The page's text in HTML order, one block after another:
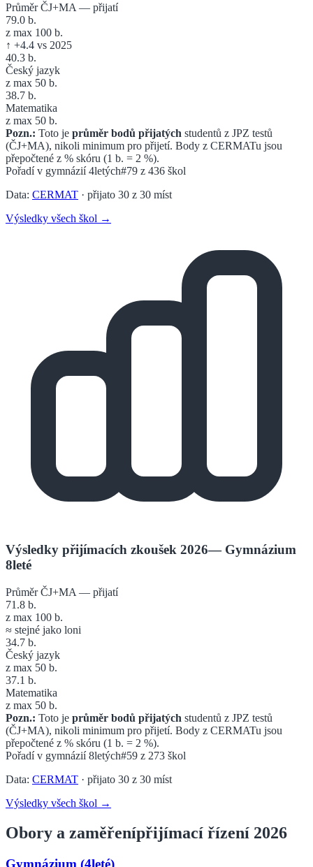
Průměr ČJ+MA — přijatí
79.0 b.
z max 100 b.
↑ +4.4 vs 2025
40.3 b.
Český jazyk
z max 50 b.
38.7 b.
Matematika
z max 50 b.
Pozn.: Toto je průměr bodů přijatých studentů z JPZ testů
(ČJ+MA), nikoli minimum pro přijetí. Body z CERMATu jsou
přepočtené z % skóru (1 b. = 2 %).
Pořadí v gymnázií 4letých#79 z 436 škol
Data: CERMAT · přijato 30 z 30 míst
Výsledky všech škol →
Výsledky přijímacích zkoušek 2026— Gymnázium
8leté
Průměr ČJ+MA — přijatí
71.8 b.
z max 100 b.
≈ stejné jako loni
34.7 b.
Český jazyk
z max 50 b.
37.1 b.
Matematika
z max 50 b.
Pozn.: Toto je průměr bodů přijatých studentů z JPZ testů
(ČJ+MA), nikoli minimum pro přijetí. Body z CERMATu jsou
přepočtené z % skóru (1 b. = 2 %).
Pořadí v gymnázií 8letých#59 z 273 škol
Data: CERMAT · přijato 30 z 30 míst
Výsledky všech škol →
Obory a zaměřenípřijímací řízení 2026
Gymnázium (4leté)